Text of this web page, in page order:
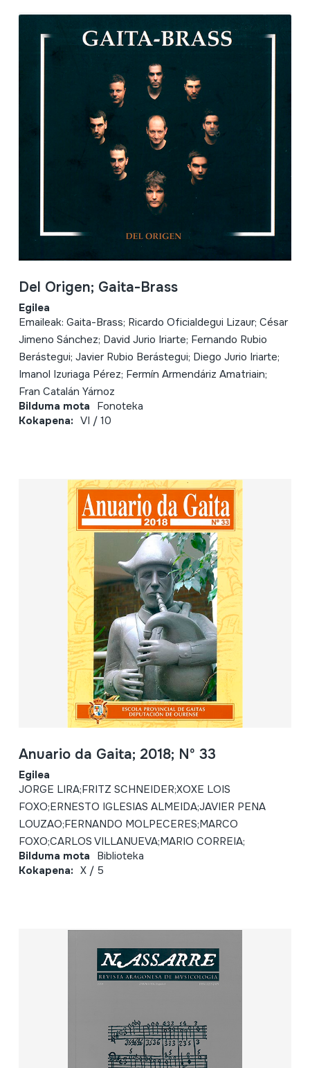
Del Origen; Gaita-Brass
Egilea
Emaileak: Gaita-Brass; Ricardo Oficialdegui Lizaur; César
Jimeno Sánchez; David Jurio Iriarte; Fernando Rubio
Berástegui; Javier Rubio Berástegui; Diego Jurio Iriarte;
Imanol Izuriaga Pérez; Fermín Armendáriz Amatriain;
Fran Catalán Yárnoz
Bilduma mota Fonoteka
Kokapena: VI / 10
Anuario da Gaita; 2018; Nº 33
Egilea
JORGE LIRA;FRITZ SCHNEIDER;XOXE LOIS
FOXO;ERNESTO IGLESIAS ALMEIDA;JAVIER PENA
LOUZAO;FERNANDO MOLPECERES;MARCO
FOXO;CARLOS VILLANUEVA;MARIO CORREIA;
Bilduma mota Biblioteka
Kokapena: X / 5